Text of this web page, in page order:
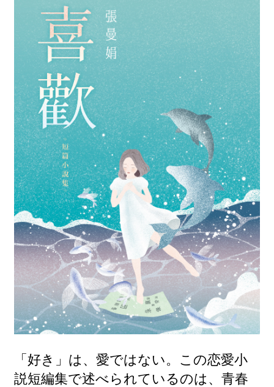
「好き」は、愛ではない。この恋愛小
説短編集で述べられているのは、青春